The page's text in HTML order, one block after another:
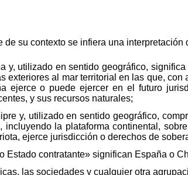
su contexto se infiera una interpretación
utilizado en sentido geográfico,
exteriores al mar territorial en las que,
ejerce o puede ejercer en el futuro
y sus recursos naturales;
y, utilizado en sentido geográfico,
la plataforma continental,
ejerce jurisdicción o derechos de
contratante» significan España o
las sociedades y cualquier otra